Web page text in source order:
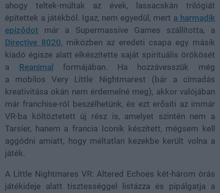
ahogy teltek-múltak az évek, lassacskán trilógiát
építettek a játékból. Igaz, nem egyedül, mert a harmadik
epizódot már a Supermassive Games szállította, a
Directive 8020, miközben az eredeti csapa egy másik
kiadó égisze alatt elkészítette saját spirituális örökösét
a Reanimal
formájában. Ha hozzávesszük még
a mobilos Very Little Nightmarest (bár a címadás
kreativitása okán nem érdemelné meg), akkor valójában
már franchise-ról beszélhetünk, és ezt erősíti az immár
VR-ba költöztetett új rész is, amelyet szintén nem a
Tarsier, hanem a francia Iconik készített, mégsem kell
aggódni amiatt, hogy méltatlan kezekbe került volna a
játék.
A Little Nightmares VR: Altered Echoes két-három órás
játékideje alatt tisztességgel listázza és pipálgatja a